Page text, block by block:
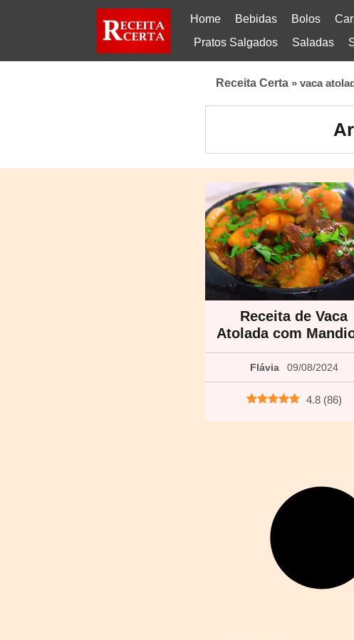
Home Bebidas Bolos
Pratos Salgados
Saladas
Receita Certa » vaca
Receita de Vaca
Atolada com
Flávia 09/08/2024
4.8 (86)